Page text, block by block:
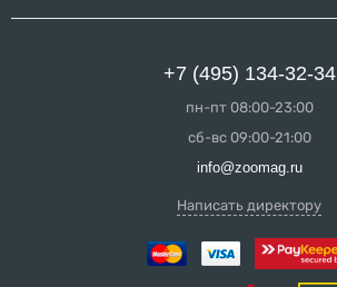
+7 (495) 134-32-34
пн-пт 08:00-23:00
сб-вс 09:00-21:00
info@zoomag.ru
Написать директору